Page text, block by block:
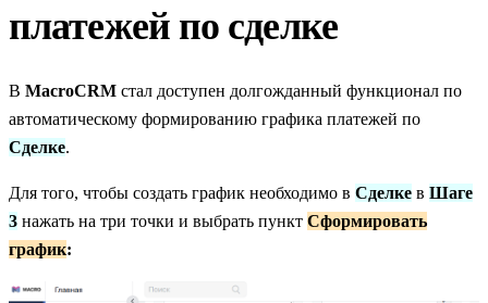
платежей по сделке
В MacroCRM стал доступен долгожданный функционал по
автоматическому формированию графика платежей по
Сделке.
Для того, чтобы создать график необходимо в Сделке в Шаге
3 нажать на три точки и выбрать пункт Сформировать
график: